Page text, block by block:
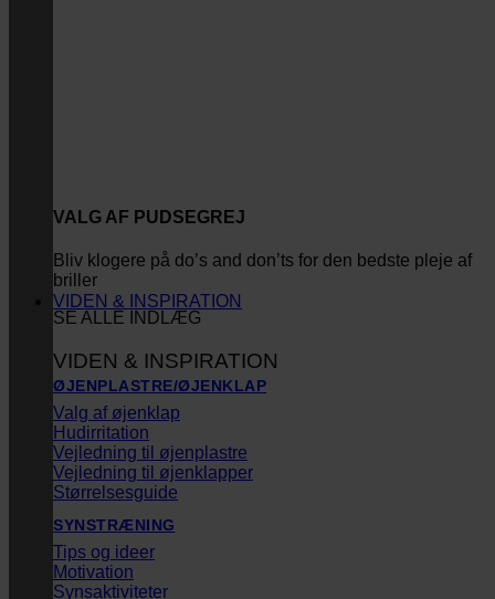
VALG AF PUDSEGREJ
Bliv klogere på do’s and don’ts for den bedste pleje af
briller
SE ALLE INDLÆG
VIDEN & INSPIRATION
VIDEN & INSPIRATION
ØJENPLASTRE/ØJENKLAP
Valg af øjenklap
Hudirritation
Vejledning til øjenplastre
Vejledning til øjenklapper
Størrelsesguide
SYNSTRÆNING
Tips og ideer
Motivation
Synsaktiviteter